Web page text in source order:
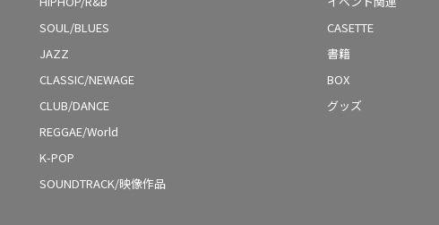
SOUL/BLUES
JAZZ
CLASSIC/NEWAGE
CLUB/DANCE
REGGAE/World
K-POP
SOUNDTRACK/映像作品
CASETTE
書籍
BOX
グッズ